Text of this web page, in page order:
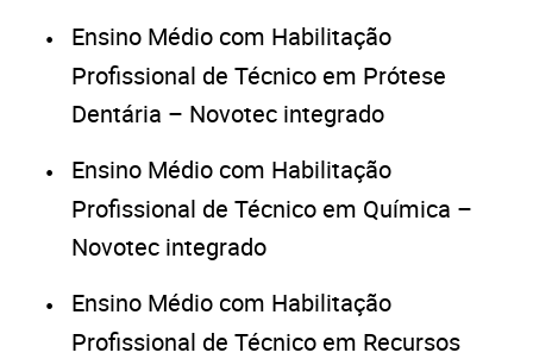
Ensino Médio com Habilitação
Profissional de Técnico em Prótese
Dentária – Novotec integrado
Ensino Médio com Habilitação
Profissional de Técnico em Química –
Novotec integrado
Ensino Médio com Habilitação
Profissional de Técnico em Recursos